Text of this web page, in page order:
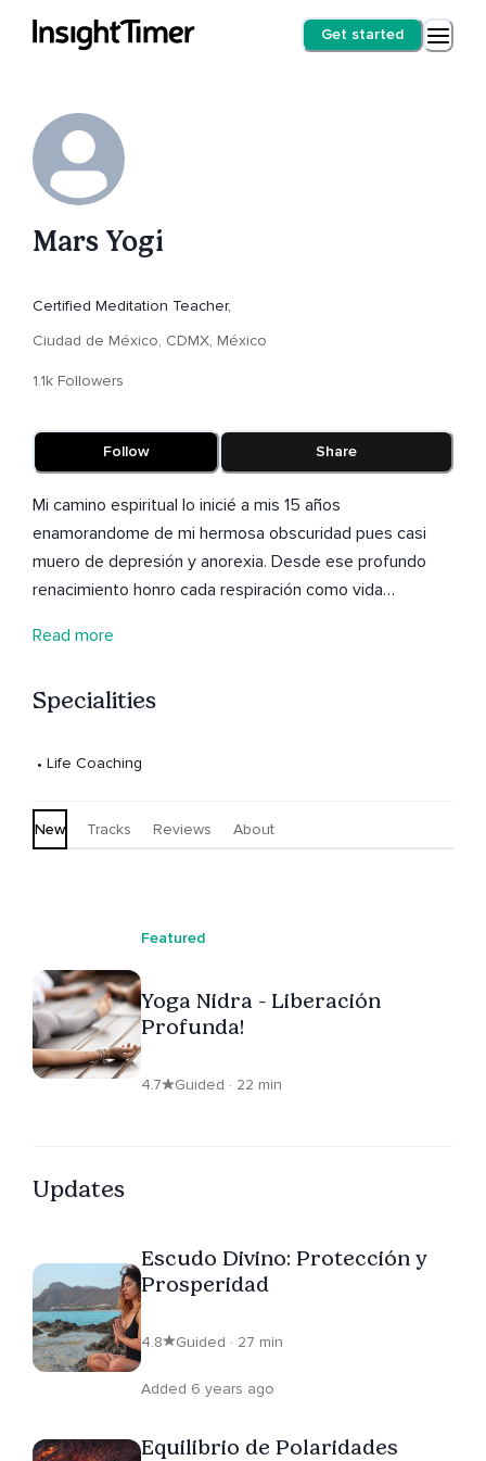
Get started
Mars Yogi
Certified Meditation Teacher,
Ciudad de México, CDMX, México
1.1k Followers
Follow Share
Mi camino espiritual lo inicié a mis 15 años
enamorandome de mi hermosa obscuridad pues casi
muero de depresión y anorexia. Desde ese profundo
renacimiento honro cada respiración como vida
Sirios sintiendo mi llamado. Desde ese día me
una huella de consciencia a donde mi camino me llevé.
respiramos, meditamos y despertamos juntos? Sat
Read more
Specialities
• Life Coaching
New Tracks Reviews About
Featured
Yoga Nidra - Liberación
Profunda!
4.7 Guided · 22 min
Updates
Escudo Divino: Protección y
Prosperidad
4.8 Guided · 27 min
Added 6 years ago
Equilibrio de Polaridades